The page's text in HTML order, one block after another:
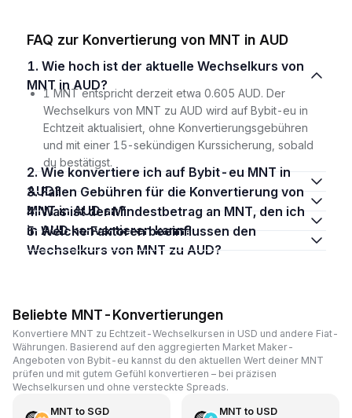
FAQ zur Konvertierung von MNT in AUD
1. Wie hoch ist der aktuelle Wechselkurs von
MNT in AUD?
1 MNT entspricht derzeit etwa 0.605 AUD. Der
Wechselkurs von MNT zu AUD wird auf Bybit-eu in
Echtzeit aktualisiert, ohne Konvertierungsgebühren
und mit einer 15-sekündigen Kurssicherung, sobald
du bestätigst.
2. Wie konvertiere ich auf Bybit-eu MNT in
AUD?
3. Fallen Gebühren für die Konvertierung von
MNT in AUD an?
4. Was ist der Mindestbetrag an MNT, den ich
in AUD konvertieren kann?
5. Welche Faktoren beeinflussen den
Wechselkurs von MNT zu AUD?
Beliebte MNT-Konvertierungen
Konvertiere MNT zu Echtzeit-Wechselkursen in USD und andere Fiat-
Währungen. Basierend auf den aggregierten Market Maker-
Angeboten von Bybit-eu kannst du den aktuellen Wert deiner MNT
prüfen und mit gutem Gefühl konvertieren – bei präzisen
Wechselkursen und ohne versteckte Spreads.
MNT to SGD MNT to USD